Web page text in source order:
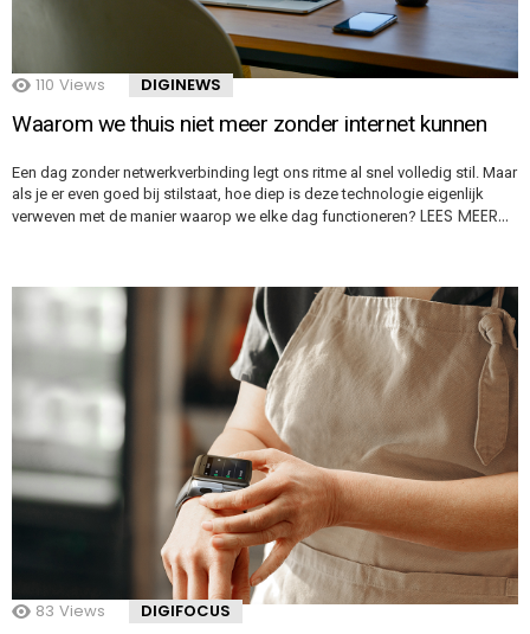
110 Views DIGINEWS
Waarom we thuis niet meer zonder internet kunnen
Een dag zonder netwerkverbinding legt ons ritme al snel volledig stil. Maar
als je er even goed bij stilstaat, hoe diep is deze technologie eigenlijk
verweven met de manier waarop we elke dag functioneren? LEES MEER…
83 Views DIGIFOCUS